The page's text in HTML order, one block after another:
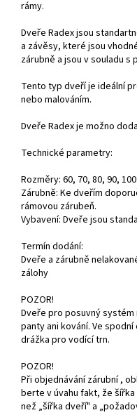
rámy.
Dveře Radex jsou
a závěsy, které jsou
zárubně a jsou v souladu s
Tento typ dveří je ideální
nebo malováním.
Dveře Radex je možno
Technické parametry:
Rozměry: 60, 70, 80, 90, 100
Zárubně: Ke dveřím
rámovou zárubeň.
Vybavení: Dveře jsou
Termín dodání:
Dveře a zárubně
zálohy
POZOR!
Dveře pro posuvný
panty ani kování. Ve
drážka pro vodící trn.
POZOR!
Při objednávání zárubní ,
berte v úvahu fakt, že
než „šířka dveří" a